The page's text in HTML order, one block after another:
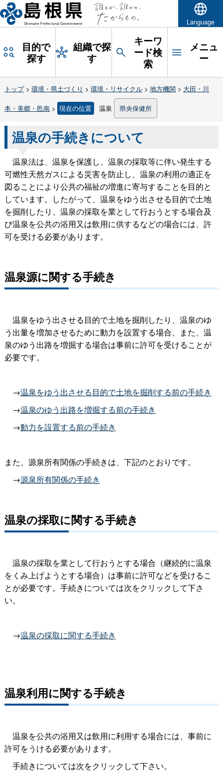
Language
目的で
探す
組織で探
す
キーワ
ード検
索
メニュ
ー
トップ> 環境・県土づくり > 環境・リサイクル> 地方機関> 大田・川
本・美郷・邑南> 現在の位置 温泉 県央保健所
温泉の手続きについて
温泉法は、温泉を保護し、温泉の採取等に伴い発生する
可燃性天然ガスによる災害を防止し、温泉の利用の適正を
図ることにより公共の福祉の増進に寄与することを目的と
しています。したがって、温泉をゆう出させる目的で土地
を掘削したり、温泉の採取を業として行おうとする場合及
び温泉を公共の浴用又は飲用に供するなどの場合には、許
可を受ける必要があります。
温泉源に関する手続き
温泉をゆう出させる目的で土地を掘削したり、温泉のゆ
う出量を増加させるために動力を設置する場合、また、温
泉のゆう出路を増掘する場合は事前に許可を受けることが
必要です。
→温泉をゆう出させる目的で土地を掘削する前の手続き
→温泉のゆう出路を増掘する前の手続き
→動力を設置する前の手続き
また、源泉所有関係の手続きは、下記のとおりです。
→源泉所有関係の手続き
温泉の採取に関する手続き
温泉の採取を業として行おうとする場合（継続的に温泉
をくみ上げようとする場合）は事前に許可などを受けるこ
とが必要です。手続きについては次をクリックして下さ
い。
→温泉の採取に関する手続き
温泉利用に関する手続き
温泉を公共の浴用又は飲用に利用する場合には、事前に
許可をうける必要があります。
手続きについては次をクリックして下さい。